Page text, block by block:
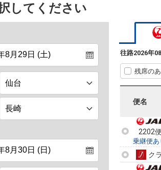
してください
往路2026年
残席の
便名
2200
乗継便
2200
2202便
乗継便あ
ク